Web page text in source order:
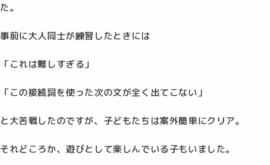
た。
事前に大人同士が練習したときには
「これは難しすぎる」
「この接続詞を使った次の文が全く出てこない」
と大苦戦したのですが、子どもたちは案外簡単にクリア。
それどころか、遊びとして楽しんでいる子もいました。